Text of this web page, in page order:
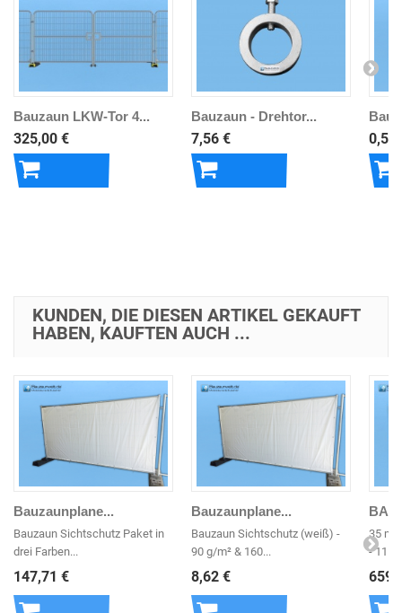
Bauzaun LKW-Tor 4...
325,00 €
Bauzaun - Drehtor...
7,56 € 0,50
KUNDEN, DIE DIESEN ARTIKEL GEKAUFT
HABEN, KAUFTEN AUCH ...
Bauzaunplane...
Bauzaun Sichtschutz Paket in
drei Farben...
147,71 €
Bauzaunplane...
Bauzaun Sichtschutz (weiß) -
90 g/m² & 160...
8,62 €
35 m
- 11